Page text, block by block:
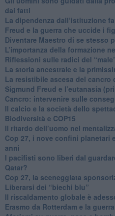
dai fatti
La dipendenza dall’istituzione
​Freud e la guerra che uccide i
​Diventare Maestro di se stesso
L’importanza della formazione
Riflessioni sulle radici del
​La storia ancestrale e la
​La resistibile ascesa del cancro
Sigmund Freud e l’eutanasia
Cancro: intervenire sulle
​Il calcio e la società dello
Biodiversità e COP15
​Il ritardo dell’uomo nel
​Cop 27, i nove confini planetari
anni
​I pacifisti sono liberi dal
Qatar?
​Cop 27, la sceneggiata
​Liberarsi dei “biechi blu”
Il riscaldamento globale è
​Erasmo da Rotterdam e la guerra